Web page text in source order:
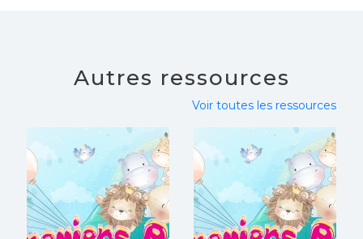
Autres ressources
Voir toutes les ressources